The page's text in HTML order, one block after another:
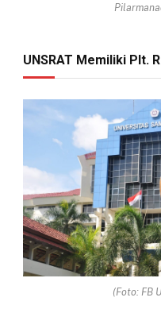
UNSRAT Memiliki Plt.
(Foto: FB